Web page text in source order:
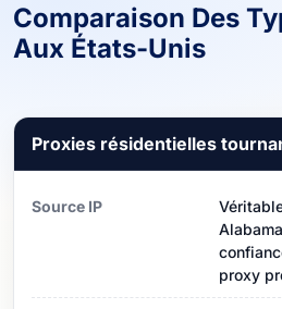
Comparaison Des
Aux États-Unis
Proxies résidentielles
Source IP
proxy